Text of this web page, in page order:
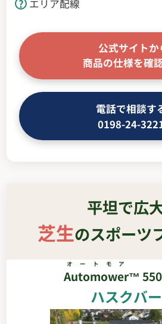
エリア配線
公式サイトか
商品の仕様を確
電話で相談す
0198-24-
平坦で広
芝生のスポーツ
Automower
オートモア
™
ハスクバ